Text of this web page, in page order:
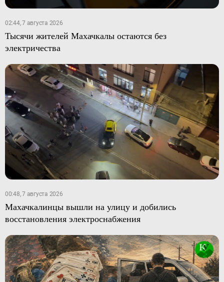
02:44, 7 августа 2026
Тысячи жителей Махачкалы остаются без
электричества
00:48, 7 августа 2026
Махачкалинцы вышли на улицу и добились
восстановления электроснабжения